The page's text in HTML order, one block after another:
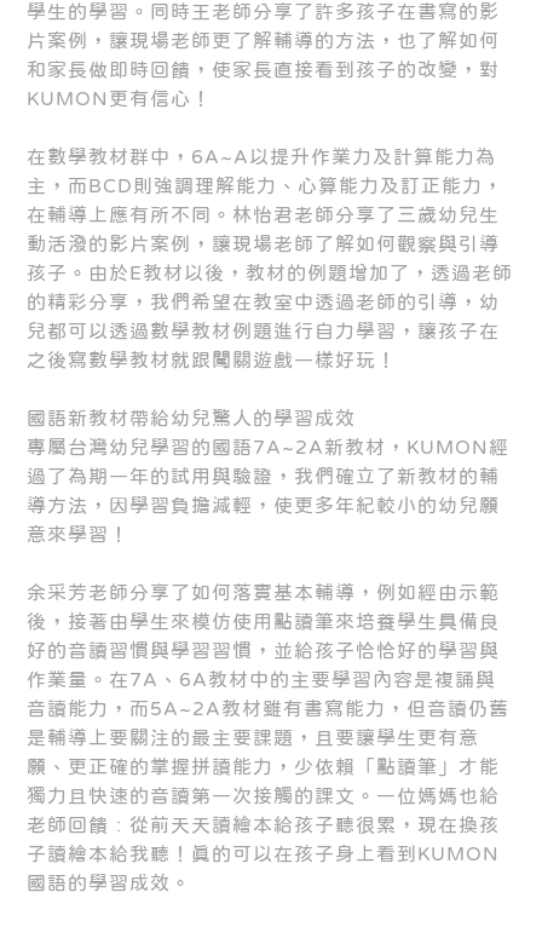
學生的學習。同時王老師分享了許多孩子在書寫的影
片案例，讓現場老師更了解輔導的方法，也了解如何
和家長做即時回饋，使家長直接看到孩子的改變，對
KUMON更有信心！
在數學教材群中，6A~A以提升作業力及計算能力為
主，而BCD則強調理解能力、心算能力及訂正能力，
在輔導上應有所不同。林怡君老師分享了三歲幼兒生
動活潑的影片案例，讓現場老師了解如何觀察與引導
孩子。由於E教材以後，教材的例題增加了，透過老師
的精彩分享，我們希望在教室中透過老師的引導，幼
兒都可以透過數學教材例題進行自力學習，讓孩子在
之後寫數學教材就跟闖關遊戲一樣好玩！
國語新教材帶給幼兒驚人的學習成效
專屬台灣幼兒學習的國語7A~2A新教材，KUMON經
過了為期一年的試用與驗證，我們確立了新教材的輔
導方法，因學習負擔減輕，使更多年紀較小的幼兒願
意來學習！
余采芳老師分享了如何落實基本輔導，例如經由示範
後，接著由學生來模仿使用點讀筆來培養學生具備良
好的音讀習慣與學習習慣，並給孩子恰恰好的學習與
作業量。在7A、6A教材中的主要學習內容是複誦與
音讀能力，而5A~2A教材雖有書寫能力，但音讀仍舊
是輔導上要關注的最主要課題，且要讓學生更有意
願、更正確的掌握拼讀能力，少依賴「點讀筆」才能
獨力且快速的音讀第一次接觸的課文。一位媽媽也給
老師回饋 : 從前天天讀繪本給孩子聽很累，現在換孩
子讀繪本給我聽！真的可以在孩子身上看到KUMON
國語的學習成效。